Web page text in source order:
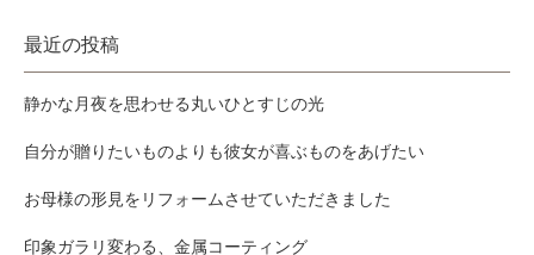
最近の投稿
静かな月夜を思わせる丸いひとすじの光
自分が贈りたいものよりも彼女が喜ぶものをあげたい
お母様の形見をリフォームさせていただきました
印象ガラリ変わる、金属コーティング